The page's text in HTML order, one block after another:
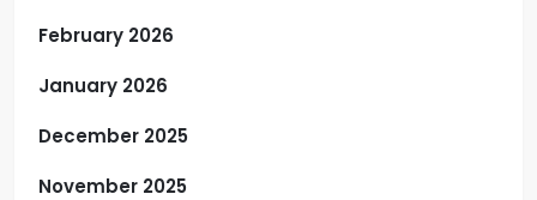
February 2026
January 2026
December 2025
November 2025